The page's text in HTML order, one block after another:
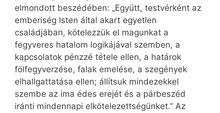
elmondott beszédében: „Együtt, testvérként az
emberiség Isten által akart egyetlen
családjában, kötelezzük el magunkat a
fegyveres hatalom logikájával szemben, a
kapcsolatok pénzzé tétele ellen, a határok
fölfegyverzése, falak emelése, a szegények
elhallgattatása ellen; állítsuk mindezekkel
szembe az ima édes erejét és a párbeszéd
iránti mindennapi elkötelezettségünket.” Az